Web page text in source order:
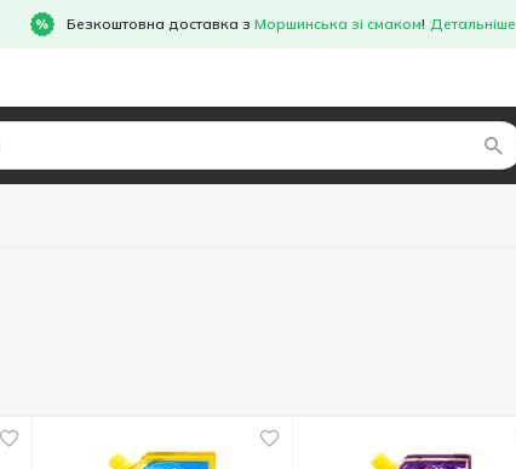
Безкоштовна доставка з Моршинська зі смаком! Детальніше